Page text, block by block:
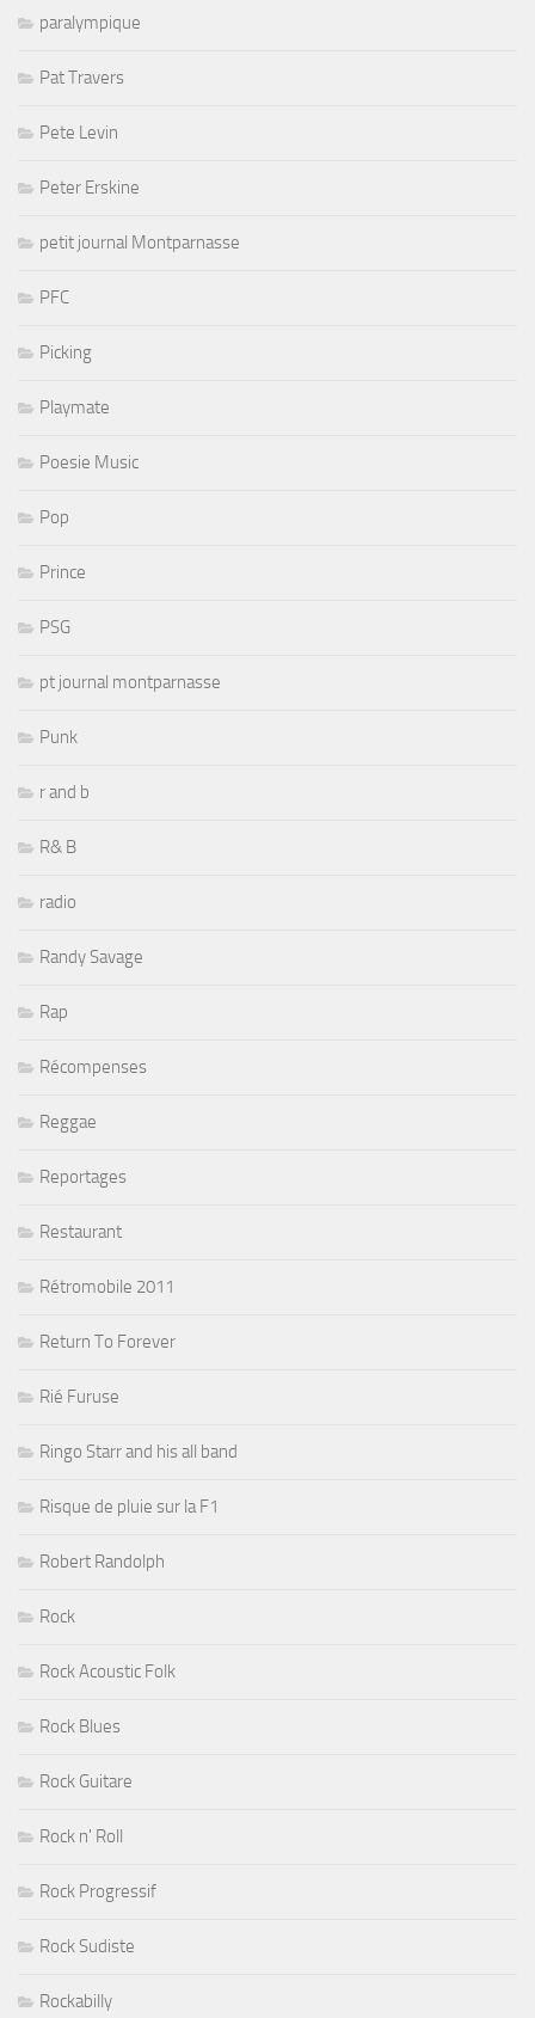
paralympique
Pat Travers
Pete Levin
Peter Erskine
petit journal Montparnasse
PFC
Picking
Playmate
Poesie Music
Pop
Prince
PSG
pt journal montparnasse
Punk
r and b
R& B
radio
Randy Savage
Rap
Récompenses
Reggae
Reportages
Restaurant
Rétromobile 2011
Return To Forever
Rié Furuse
Ringo Starr and his all band
Risque de pluie sur la F1
Robert Randolph
Rock
Rock Acoustic Folk
Rock Blues
Rock Guitare
Rock n' Roll
Rock Progressif
Rock Sudiste
Rockabilly